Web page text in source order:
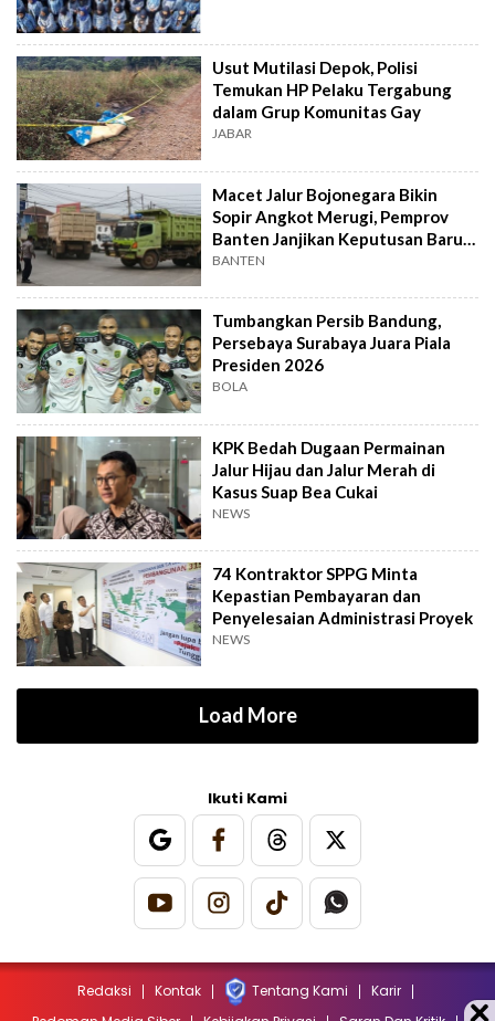
Usut Mutilasi Depok, Polisi
Temukan HP Pelaku Tergabung
dalam Grup Komunitas Gay
JABAR
Macet Jalur Bojonegara Bikin
Sopir Angkot Merugi, Pemprov
Banten Janjikan Keputusan Baru 4
Hari Lagi
BANTEN
Tumbangkan Persib Bandung,
Persebaya Surabaya Juara Piala
Presiden 2026
BOLA
KPK Bedah Dugaan Permainan
Jalur Hijau dan Jalur Merah di
Kasus Suap Bea Cukai
NEWS
74 Kontraktor SPPG Minta
Kepastian Pembayaran dan
Penyelesaian Administrasi Proyek
NEWS
Load More
Ikuti Kami
Redaksi Kontak Tentang Kami
Karir